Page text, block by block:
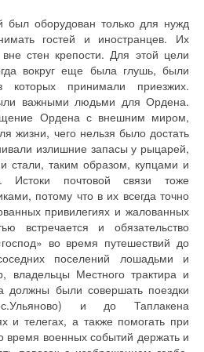
был оборудован только для нужд
гостей и иностранцев. Их
стен крепости. Для этой цели
вокруг еще была глушь, были
которых принимали приезжих.
важными людьми для Ордена.
Ордена с внешним миром,
жизни, чего нельзя было достать
излишние запасы у рыцарей,
стали, таким образом, купцами и
Истоки почтовой связи тоже
потому что в их всегда точно
привилегиях и жалованных
встречается и обязательство
во время путешествий до
поселений лошадьми и
владельцы Местного трактира и
должны были совершать поездки
и до Таплакена
и телегах, а также помогать при
время военных событий держать и